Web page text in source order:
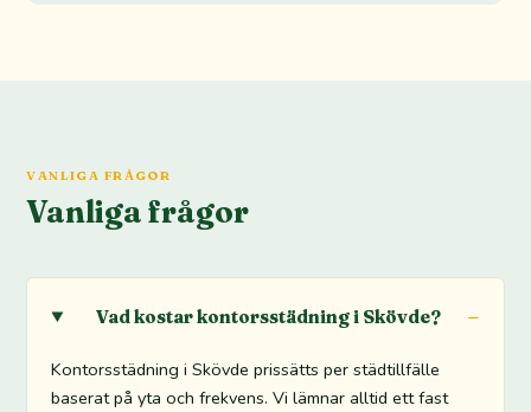
VANLIGA FRÅGOR
Vanliga frågor
Vad kostar kontorsstädning i Skövde?
Kontorsstädning i Skövde prissätts per städtillfälle
baserat på yta och frekvens. Vi lämnar alltid ett fast